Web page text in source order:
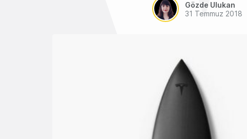
Gözde Ulukan
31 Temmuz 2018